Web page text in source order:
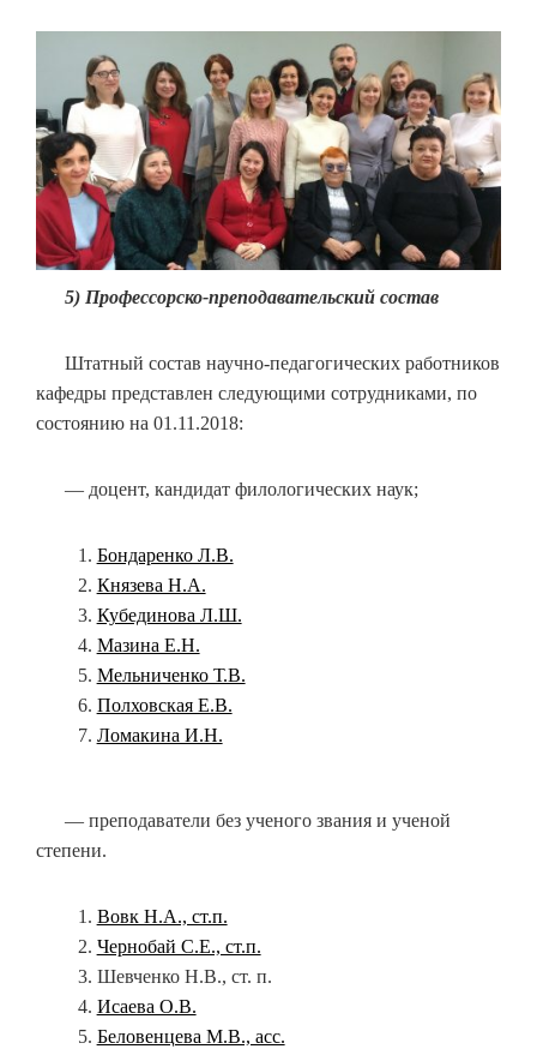
5) Профессорско-преподавательский состав
Штатный состав научно-педагогических работников
кафедры представлен следующими сотрудниками, по
состоянию на 01.11.2018:
— доцент, кандидат филологических наук;
Бондаренко Л.В.
Князева Н.А.
Кубединова Л.Ш.
Мазина Е.Н.
Мельниченко Т.В.
Полховская Е.В.
Ломакина И.Н.
— преподаватели без ученого звания и ученой
степени.
Вовк Н.А., ст.п.
Чернобай С.Е., ст.п.
Шевченко Н.В., ст. п.
Исаева О.В.
Беловенцева М.В., асс.